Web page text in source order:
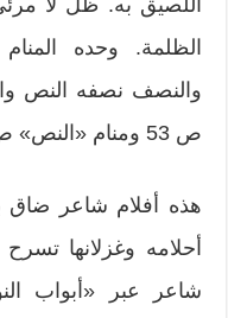
اللصيق به. ظلّ لا
الظلمة. وحده
والنصف نصفه النص
ص 53 ومنام «النص» ص163).
هذه أفلام شاعر ضاق
أحلامه وغزلانها
شاعر عبر «أبواب